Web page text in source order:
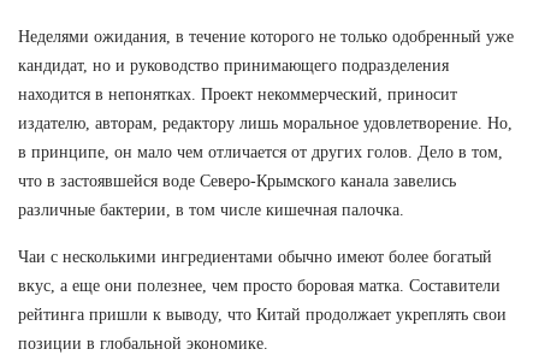
Неделями ожидания, в течение которого не только одобренный уже
кандидат, но и руководство принимающего подразделения
находится в непонятках. Проект некоммерческий, приносит
издателю, авторам, редактору лишь моральное удовлетворение. Но,
в принципе, он мало чем отличается от других голов. Дело в том,
что в застоявшейся воде Северо-Крымского канала завелись
различные бактерии, в том числе кишечная палочка.
Чаи с несколькими ингредиентами обычно имеют более богатый
вкус, а еще они полезнее, чем просто боровая матка. Составители
рейтинга пришли к выводу, что Китай продолжает укреплять свои
позиции в глобальной экономике.